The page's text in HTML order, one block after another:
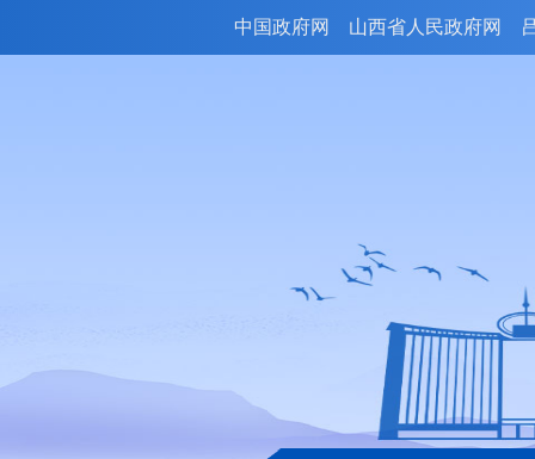
中国政府网 山西省人民政府网